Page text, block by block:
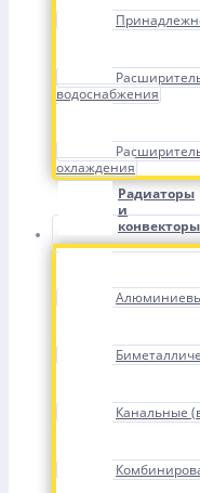
водоснабжения
охлаждения
Радиаторы
и
конвекторы
Канальные